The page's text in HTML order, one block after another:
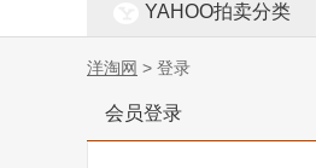
YAHOO拍卖分类
洋淘网 > 登录
会员登录